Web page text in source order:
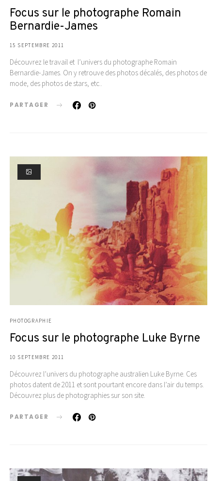
Focus sur le photographe Romain
Bernardie-James
15 SEPTEMBRE 2011
Découvrez le travail et l’univers du photographe Romain
Bernardie-James. On y retrouve des photos décalés, des photos de
mode, des photos de stars, etc..
PARTAGER
PHOTOGRAPHIE
Focus sur le photographe Luke Byrne
10 SEPTEMBRE 2011
Découvrez l’univers du photographe australien Luke Byrne. Ces
photos datent de 2011 et sont pourtant encore dans l’air du temps.
Découvrez plus de photographies sur son site.
PARTAGER